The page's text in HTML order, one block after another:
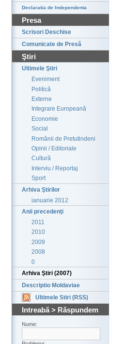
Declaratia de Independenta
Presa
Scrisori Deschise
Comunicate de Presă
Ştiri
Ultimele Ştiri
Eveniment
Politică
Externe
Integrare Europeană
Economie
Social
Românii de Pretutindeni
Opinii / Editoriale
Cultură
Interviu / Reportaj
Sport
Arhiva Ştirilor
ianuarie 2012
Anii precedenţi
2011
2010
2009
2008
0
Arhiva Ştiri (2007)
Descriptio Moldaviae
Ultimele Stiri (RSS)
Intreabă > Răspundem
Nume: